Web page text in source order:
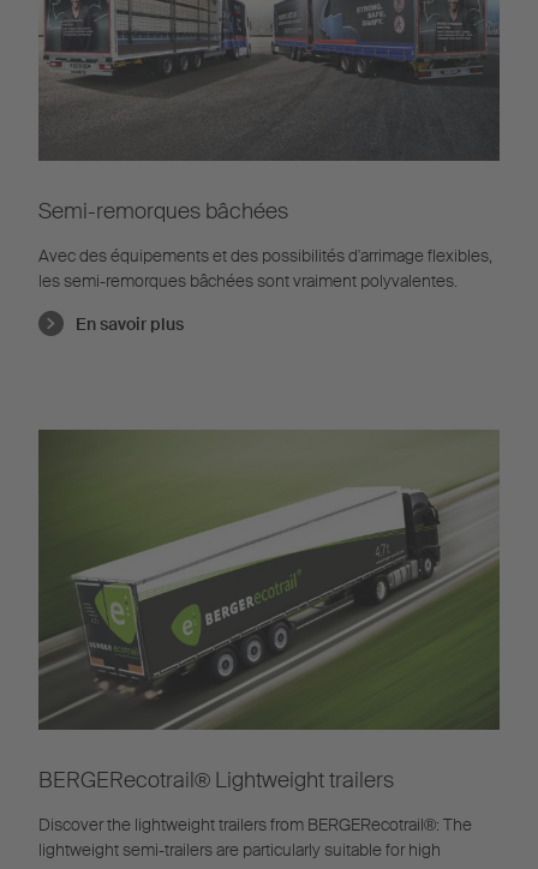
Semi-remorques bâchées
Avec des équipements et des possibilités d'arrimage flexibles,
les semi-remorques bâchées sont vraiment polyvalentes.
En savoir plus
BERGERecotrail®️ Lightweight trailers
Discover the lightweight trailers from BERGERecotrail®️: The
lightweight semi-trailers are particularly suitable for high